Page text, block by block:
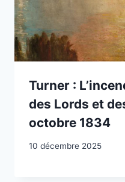
Turner :
des Lords et
octobre 1834
10 décembre 2025